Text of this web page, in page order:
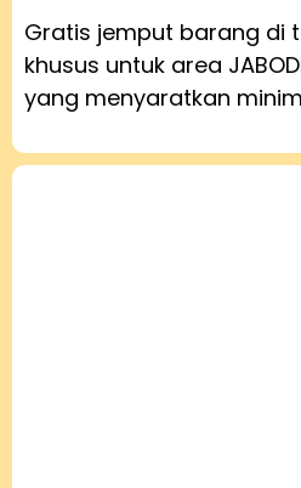
Gratis jemput barang di
khusus untuk area
yang menyaratkan